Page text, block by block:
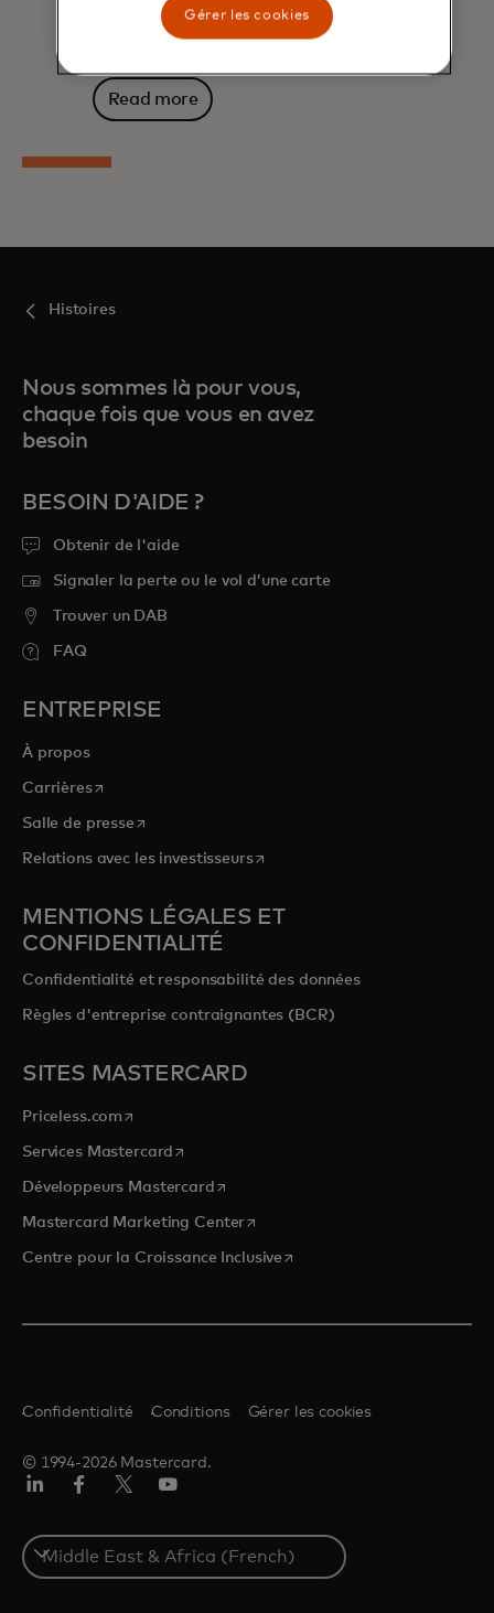
new possibilities in mobility
payments.
Read more
Histoires
Nous sommes là pour vous,
chaque fois que vous en avez
besoin
BESOIN D'AIDE ?
Obtenir de l'aide
Signaler la perte ou le vol d’une carte
Trouver un DAB
FAQ
ENTREPRISE
À propos
Carrièress’ouvre dans un nouvel onglet
Salle de presses’ouvre dans un nouvel onglet
Relations avec les investisseurss’ouvre dans un nouvel onglet
MENTIONS LÉGALES ET
CONFIDENTIALITÉ
Confidentialité et responsabilité des données
Règles d'entreprise contraignantes (BCR)
SITES MASTERCARD
Priceless.com s’ouvre dans un nouvel onglet
Services Mastercard s’ouvre dans un nouvel onglet
Développeurs Mastercards’ouvre dans un nouvel onglet
Mastercard Marketing Centers’ouvre dans un nouvel onglet
Centre pour la Croissance Inclusive s’ouvre dans un nouvel
© 1994-2026 Mastercard.
Confidentialité Conditions Gérer les cookies
Select
a
country
Gérer les cookies